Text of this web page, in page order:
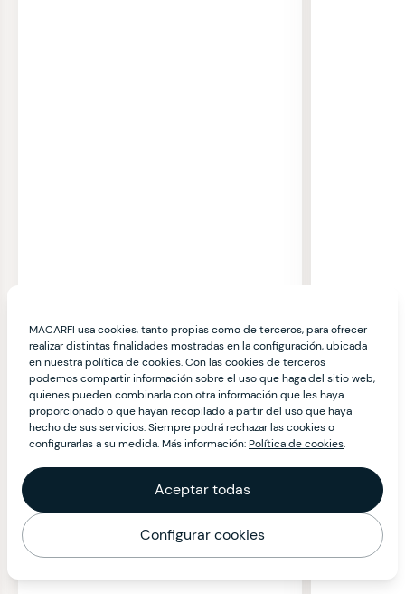
MACARFI usa cookies, tanto propias como de terceros, para ofrecer
realizar distintas finalidades mostradas en la configuración, ubicada
en nuestra política de cookies. Con las cookies de terceros
podemos compartir información sobre el uso que haga del sitio web,
quienes pueden combinarla con otra información que les haya
proporcionado o que hayan recopilado a partir del uso que haya
hecho de sus servicios. Siempre podrá rechazar las cookies o
configurarlas a su medida. Más información:Política de cookies.
Aceptar todas
Configurar cookies